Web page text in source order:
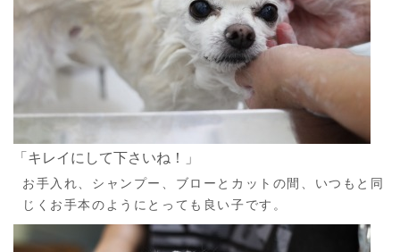
「キレイにして下さいね！」
お手入れ、シャンプー、ブローとカットの間、いつもと同
じくお手本のようにとっても良い子です。